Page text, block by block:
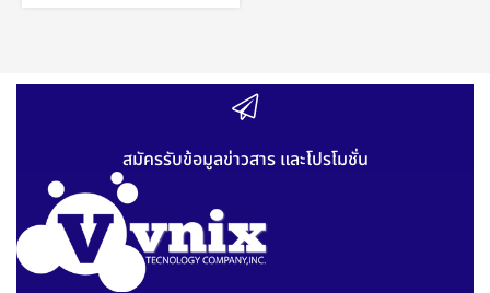
สมัครรับข้อมูลข่าวสาร และโปรโมชั่น